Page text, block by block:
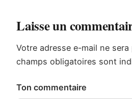
Laisse un
Votre adresse e-mail ne sera
champs obligatoires sont
Ton commentaire